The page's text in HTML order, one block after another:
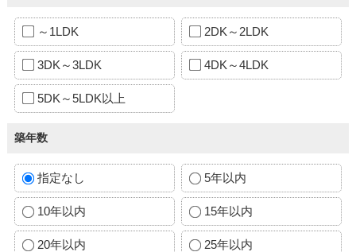
～1LDK 2DK～2LDK
3DK～3LDK 4DK～4LDK
5DK～5LDK以上
築年数
指定なし 5年以内
10年以内 15年以内
20年以内 25年以内